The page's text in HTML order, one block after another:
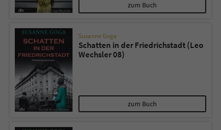
zum Buch
Susanne Goga
Schatten in der Friedrichstadt (Leo
Wechsler 08)
zum Buch